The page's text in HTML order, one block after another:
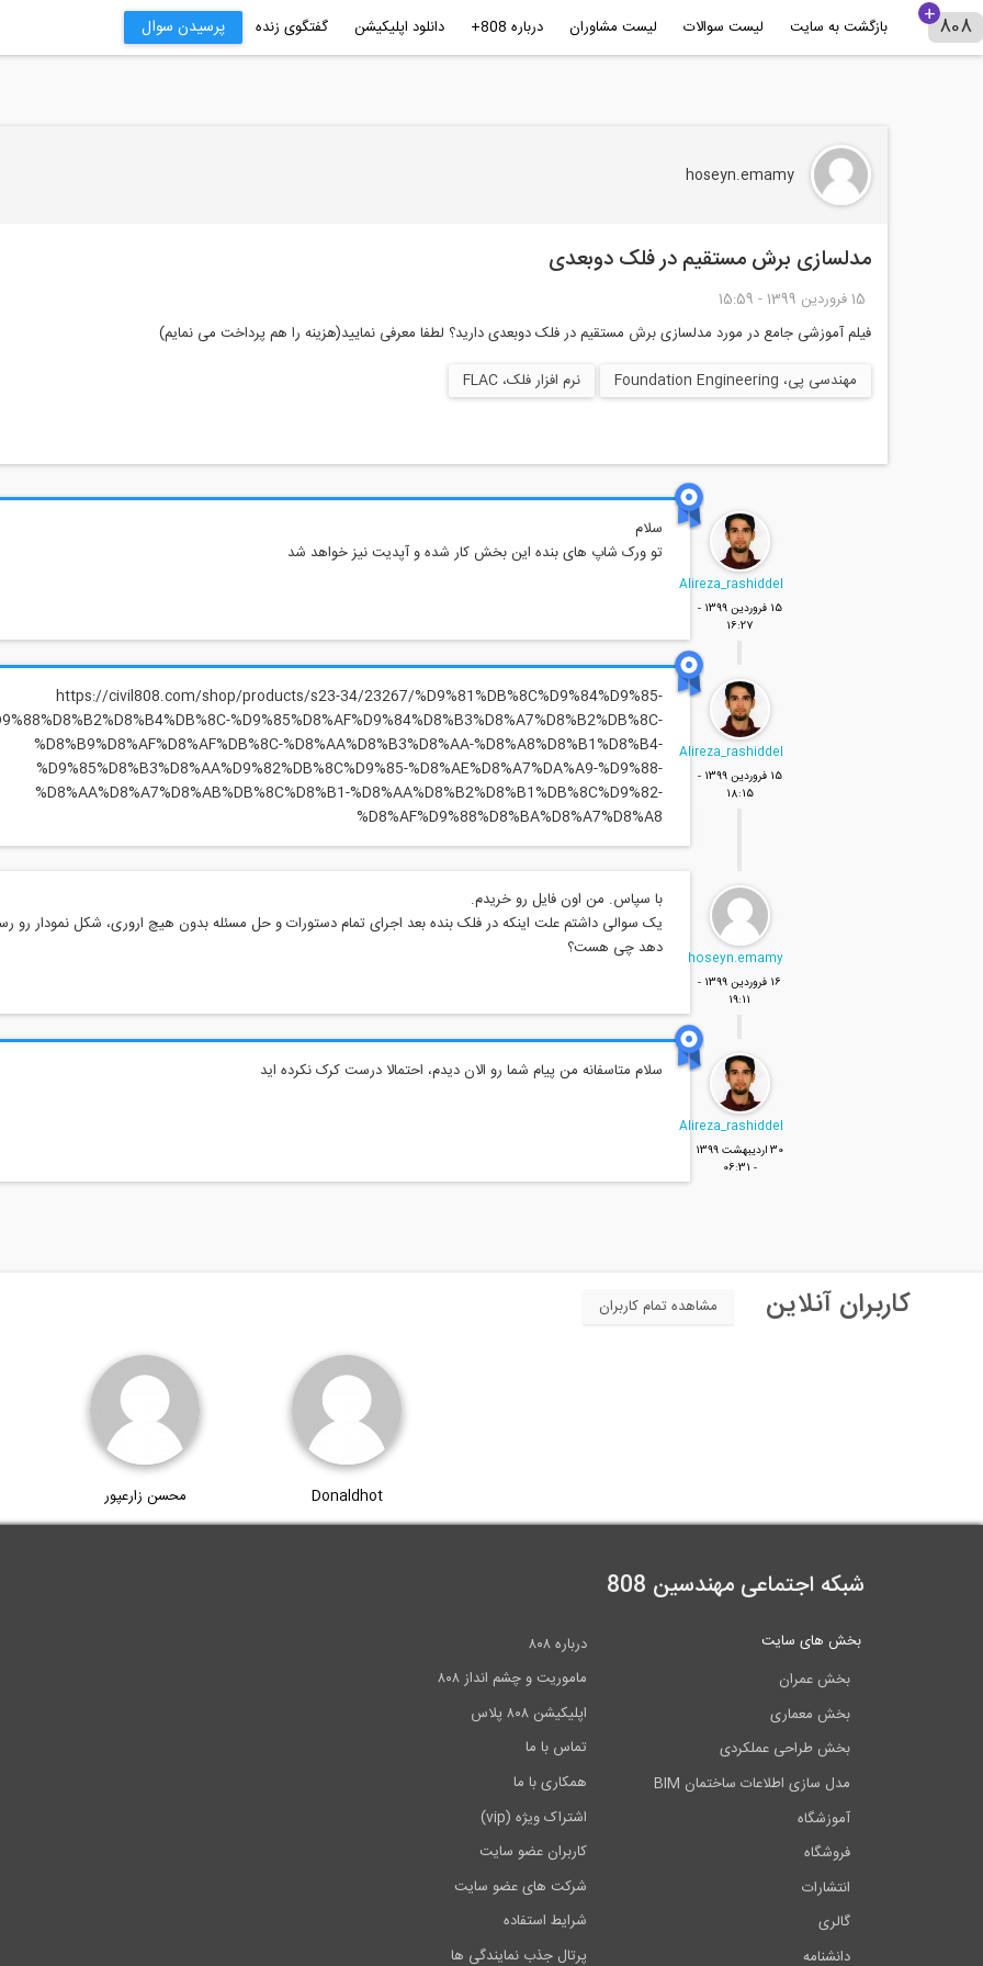
بازگشت به سایت لیست سوالات لیست مشاوران درباره 808+ دانلود اپلیکیشن گفتگوی زنده پرسیدن سوال
hoseyn.emamy
مدلسازی برش مستقیم در فلک دوبعدی
15 فروردين 1399 - 15:59
فیلم آموزشی جامع در مورد مدلسازی برش مستقیم در فلک دوبعدی دارید؟ لطفا معرفی نمایید(هزینه را هم پرداخت می نمایم)
مهندسی پی، Foundation Engineering
نرم افزار فلک، FLAC
تو ورک شاپ های بنده این بخش کار شده و آپدیت نیز خواهد شد
Alireza_rashiddel
15 فروردين 1399 -
16:27
https://civil808.com/shop/products/s23-34/23267/%D9%81%DB%8C%D9%84%D9%85-
%D9%85%D8%AF%D9%84%D8%B3%D8%A7%D8%B2%DB%8C-
%D8%B9%D8%AF%D8%AF%DB%8C-%D8%AA%D8%B3%D8%AA-%D8%A8%D8%B1%D8%B4-
%D9%85%D8%B3%D8%AA%D9%82%DB%8C%D9%85-%D8%AE%D8%A7%DA%A9-%D9%88-
%D8%AA%D8%A7%D8%AB%DB%8C%D8%B1-%D8%AA%D8%B2%D8%B1%DB%8C%D9%82-
%D8%AF%D9%88%D8%BA%D8%A7%D8%A8
Alireza_rashiddel
15 فروردين 1399 -
18:15
یک سوالی داشتم علت اینکه در فلک بنده بعد اجرای تمام دستورات و حل مسئله بدون هیچ اروری، شکل نمودار
دهد چی هست؟
hoseyn.emamy
16 فروردين 1399 -
19:11
سلام متاسفانه من پیام شما رو الان دیدم، احتمالا درست کرک نکرده اید
Alireza_rashiddel
30 ارديبهشت 1399
- 06:31
کاربران آنلاین مشاهده تمام کاربران
Donaldhot محسن زارعپور
شبکه اجتماعی مهندسین 808
درباره ۸۰۸
ماموریت و چشم انداز ۸۰۸
اپلیکیشن ۸۰۸ پلاس
تماس با ما
همکاری با ما
اشتراک ویژه (vip)
کاربران عضو سایت
شرکت های عضو سایت
شرایط استفاده
پرتال جذب نمایندگی ها
بخش های سایت
بخش عمران
بخش معماری
بخش طراحی عملکردی
مدل سازی اطلاعات ساختمان BIM
آموزشگاه
فروشگاه
انتشارات
گالری
دانشنامه